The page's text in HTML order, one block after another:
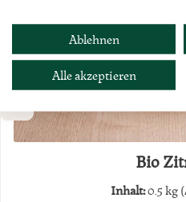
Ablehnen
Alle akzeptieren
Bio
Inhalt:0.5 kg